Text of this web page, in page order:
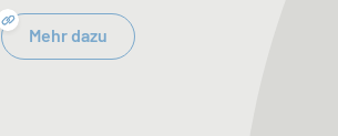
Mehr dazu